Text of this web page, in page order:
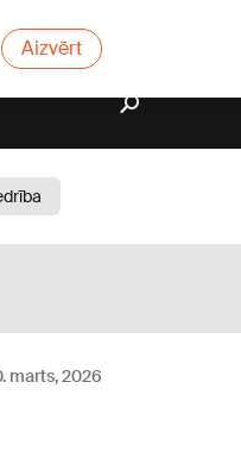
Aizvērt
marts, 2026